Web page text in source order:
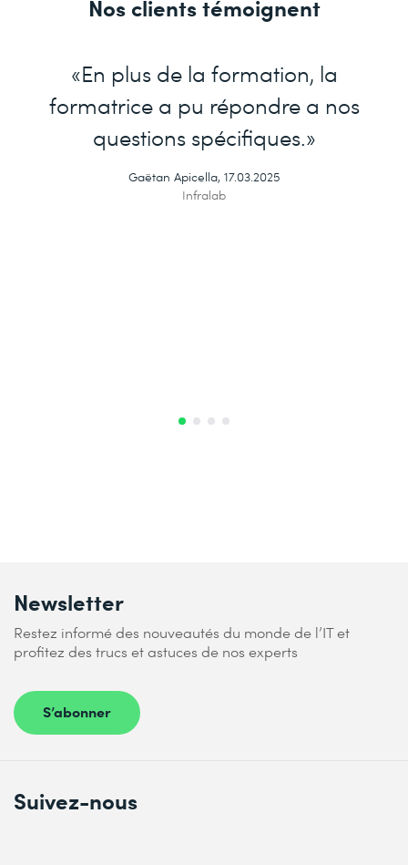
Nos clients témoignent
«En plus de la formation, la
formatrice a pu répondre a nos
questions spécifiques.»
Gaëtan Apicella, 17.03.2025
Infralab
Newsletter
Restez informé des nouveautés du monde de l’IT et
profitez des trucs et astuces de nos experts
S’abonner
Suivez-nous